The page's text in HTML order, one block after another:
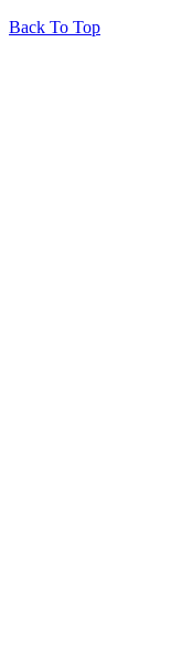
Back To Top